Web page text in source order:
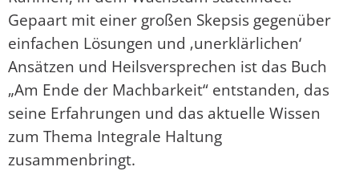
Gepaart mit einer großen Skepsis gegenüber
einfachen Lösungen und ‚unerklärlichen‘
Ansätzen und Heilsversprechen ist das Buch
„Am Ende der Machbarkeit“ entstanden, das
seine Erfahrungen und das aktuelle Wissen
zum Thema Integrale Haltung
zusammenbringt.